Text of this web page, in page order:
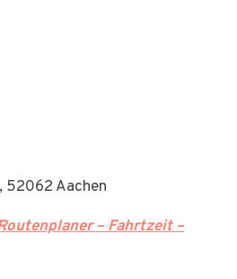
52062 Aachen
– Fahrtzeit –